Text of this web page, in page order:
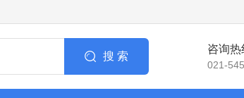
搜 索
咨询热
021-